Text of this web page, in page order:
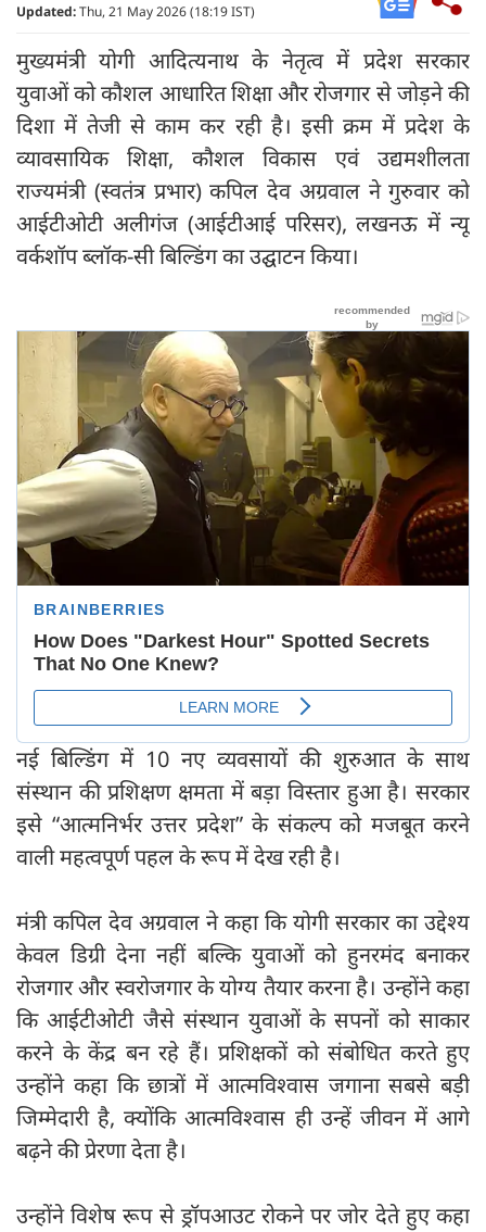
Updated:Thu, 21 May 2026 (18:19 IST)
मुख्यमंत्री योगी आदित्यनाथ के नेतृत्व में प्रदेश सरकार
युवाओं को कौशल आधारित शिक्षा और रोजगार से जोड़ने की
दिशा में तेजी से काम कर रही है। इसी क्रम में प्रदेश के
व्यावसायिक शिक्षा, कौशल विकास एवं उद्यमशीलता
राज्यमंत्री (स्वतंत्र प्रभार) कपिल देव अग्रवाल ने गुरुवार को
आईटीओटी अलीगंज (आईटीआई परिसर), लखनऊ में न्यू
वर्कशॉप ब्लॉक-सी बिल्डिंग का उद्घाटन किया।
नई बिल्डिंग में 10 नए व्यवसायों की शुरुआत के साथ
संस्थान की प्रशिक्षण क्षमता में बड़ा विस्तार हुआ है। सरकार
इसे “आत्मनिर्भर उत्तर प्रदेश” के संकल्प को मजबूत करने
वाली महत्वपूर्ण पहल के रूप में देख रही है।
मंत्री कपिल देव अग्रवाल ने कहा कि योगी सरकार का उद्देश्य
केवल डिग्री देना नहीं बल्कि युवाओं को हुनरमंद बनाकर
रोजगार और स्वरोजगार के योग्य तैयार करना है। उन्होंने कहा
कि आईटीओटी जैसे संस्थान युवाओं के सपनों को साकार
करने के केंद्र बन रहे हैं। प्रशिक्षकों को संबोधित करते हुए
उन्होंने कहा कि छात्रों में आत्मविश्वास जगाना सबसे बड़ी
जिम्मेदारी है, क्योंकि आत्मविश्वास ही उन्हें जीवन में आगे
बढ़ने की प्रेरणा देता है।
उन्होंने विशेष रूप से ड्रॉपआउट रोकने पर जोर देते हुए कहा